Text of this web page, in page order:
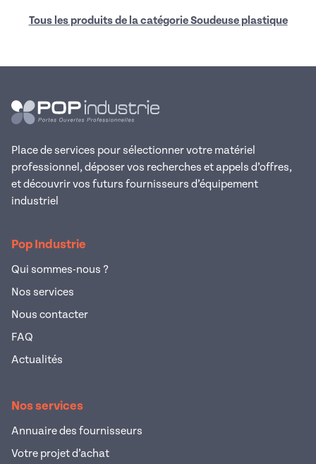
Tous les produits de la catégorie Soudeuse plastique
Place de services pour sélectionner votre matériel
professionnel, déposer vos recherches et appels d’offres,
et découvrir vos futurs fournisseurs d’équipement
industriel
Pop Industrie
Qui sommes-nous ?
Nos services
Nous contacter
FAQ
Actualités
Nos services
Annuaire des fournisseurs
Votre projet d’achat